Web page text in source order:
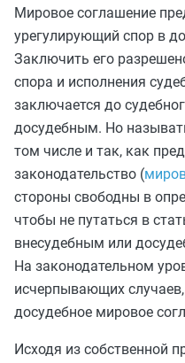
Мировое соглашение
урегулирующий спор в
Заключить его
спора и исполнения
заключается до
досудебным. Но
том числе и так, как
законодательство (
стороны свободны в
чтобы не путаться в
внесудебным или
На законодательном
исчерпывающих
досудебное мировое
Исходя из собственной